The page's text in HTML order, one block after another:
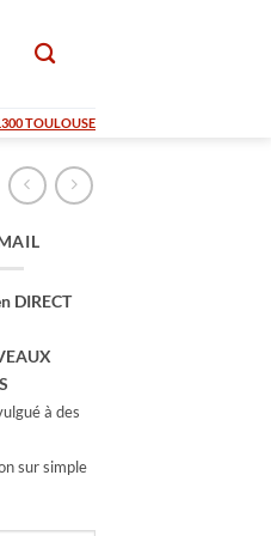
TOULOUSE
DIRECT
à des
sur simple